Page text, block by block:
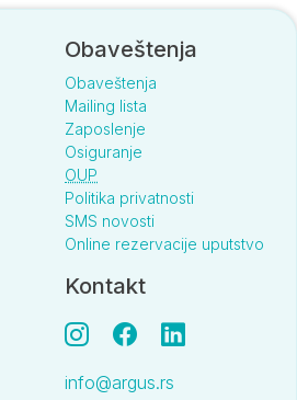
Obaveštenja
Obaveštenja
Mailing lista
Zaposlenje
Osiguranje
OUP
Politika privatnosti
SMS novosti
Online rezervacije uputstvo
Kontakt
info@argus.rs